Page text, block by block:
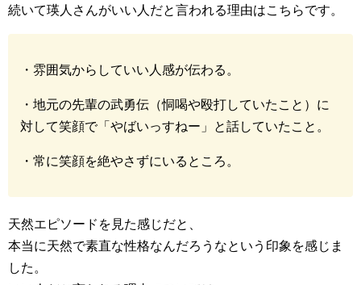
続いて瑛人さんがいい人だと言われる理由はこちらです。
・雰囲気からしていい人感が伝わる。
・地元の先輩の武勇伝（恫喝や殴打していたこと）に
対して笑顔で「やばいっすねー」と話していたこと。
・常に笑顔を絶やさずにいるところ。
天然エピソードを見た感じだと、
本当に天然で素直な性格なんだろうなという印象を感じま
した。